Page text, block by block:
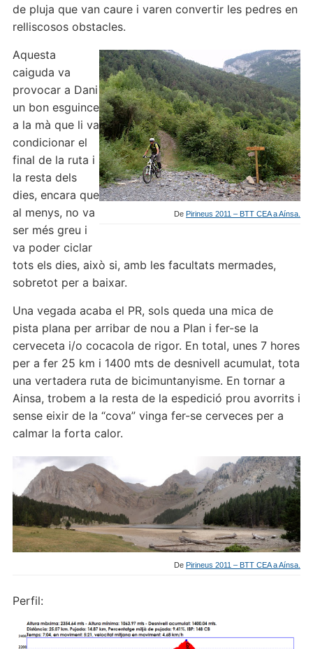
de pluja que van caure i varen convertir les pedres en
relliscosos obstacles.
DePirineus 2011 – BTT CEA a Aínsa.
Aquesta
caiguda va
provocar a Dani
un bon esguince
a la mà que li va
condicionar el
final de la ruta i
la resta dels
dies, encara que
al menys, no va
ser més greu i
va poder ciclar
tots els dies, això si, amb les facultats mermades,
sobretot per a baixar.
Una vegada acaba el PR, sols queda una mica de
pista plana per arribar de nou a Plan i fer-se la
cerveceta i/o cocacola de rigor. En total, unes 7 hores
per a fer 25 km i 1400 mts de desnivell acumulat, tota
una vertadera ruta de bicimuntanyisme. En tornar a
Ainsa, trobem a la resta de la espedició prou avorrits i
sense eixir de la “cova” vinga fer-se cerveces per a
calmar la forta calor.
De Pirineus 2011 – BTT CEA a Aínsa.
Perfil: